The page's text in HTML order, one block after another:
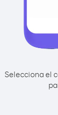
Selecciona el